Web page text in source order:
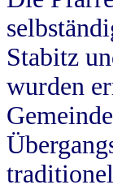
Stabitz
wurden